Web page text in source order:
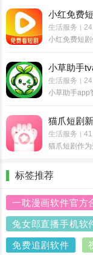
看无需付费
影视内容，覆
婚恋、逆袭
小红免费
生活服务 |
小红免费短
看，及时在
面的追剧乐趣
到感兴趣的短
小草助手
生活服务 |
小草助手app
的界面快速
用程序下载、
件会定期更
猫爪短剧
生活服务 |
猫爪短剧作
疑、科幻等各
标签推荐
一耽漫画软件官方
兔女郎直播手机软
免费追剧软件